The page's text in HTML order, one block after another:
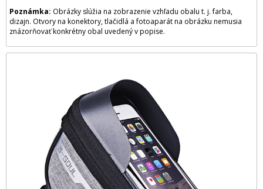
Poznámka: Obrázky slúžia na zobrazenie vzhľadu obalu t. j. farba,
dizajn. Otvory na konektory, tlačidlá a fotoaparát na obrázku nemusia
znázorňovať konkrétny obal uvedený v popise.